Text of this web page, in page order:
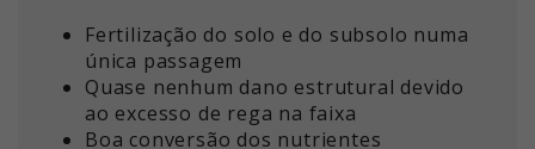
Fertilização do solo e do subsolo numa
única passagem
Quase nenhum dano estrutural devido
ao excesso de rega na faixa
Boa conversão dos nutrientes